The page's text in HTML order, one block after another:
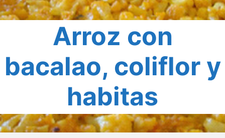
Arroz con
bacalao, coliflor y
habitas